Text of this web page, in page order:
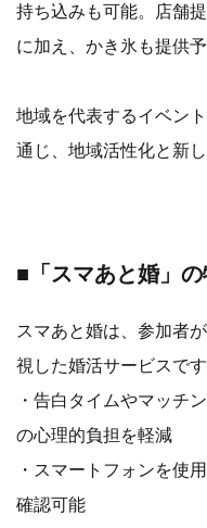
持ち込みも可能。店舗
に加え、かき氷も提供予
地域を代表するイベン
通じ、地域活性化と新
■「スマあと婚」
スマあと婚は、参加者
視した婚活サービスです
・告白タイムやマッチ
の心理的負担を軽減
・スマートフォンを使
確認可能